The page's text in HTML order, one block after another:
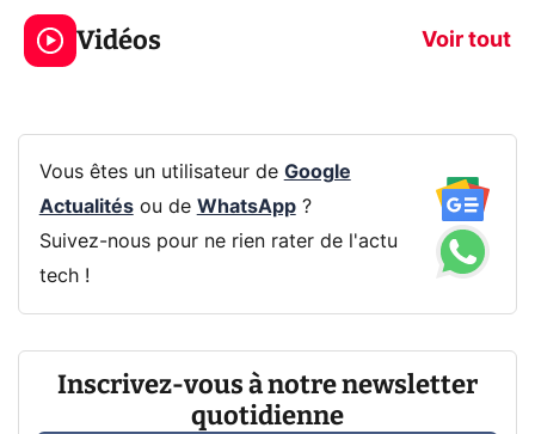
Vidéos Voir tout
jeux dans la
prochaine Xbox !
navigation
Vous êtes un utilisateur de Google
Actualitésou de WhatsApp?
Suivez-nous pour ne rien rater de l'actu
tech !
Inscrivez-vous à notre newsletter
quotidienne